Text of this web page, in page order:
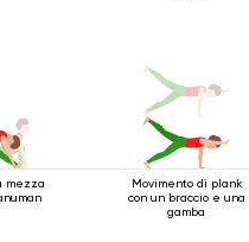
mezza
Movimento di plank
con un braccio e una
gamba